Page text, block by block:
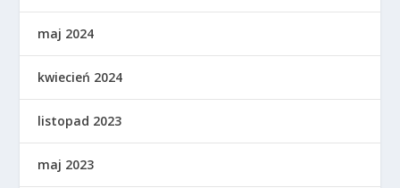
maj 2024
kwiecień 2024
listopad 2023
maj 2023